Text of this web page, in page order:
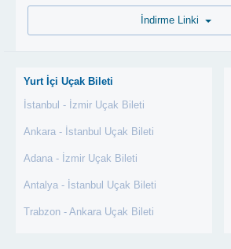
Yurt İçi Uçak Bileti
İstanbul - İzmir Uçak Bileti
Ankara - İstanbul Uçak Bileti
Adana - İzmir Uçak Bileti
Antalya - İstanbul Uçak Bileti
Trabzon - Ankara Uçak Bileti